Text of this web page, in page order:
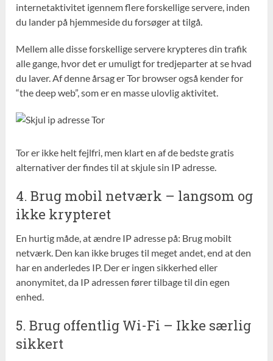
internetaktivitet igennem flere forskellige servere, inden
du lander på hjemmeside du forsøger at tilgå.
Mellem alle disse forskellige servere krypteres din trafik
alle gange, hvor det er umuligt for tredjeparter at se hvad
du laver. Af denne årsag er Tor browser også kender for
“the deep web”, som er en masse ulovlig aktivitet.
Tor er ikke helt fejlfri, men klart en af de bedste gratis
alternativer der findes til at skjule sin IP adresse.
4. Brug mobil netværk – langsom og
ikke krypteret
En hurtig måde, at ændre IP adresse på: Brug mobilt
netværk. Den kan ikke bruges til meget andet, end at den
har en anderledes IP. Der er ingen sikkerhed eller
anonymitet, da IP adressen fører tilbage til din egen
enhed.
5. Brug offentlig Wi-Fi – Ikke særlig
sikkert